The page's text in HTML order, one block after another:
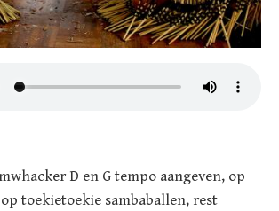
D en G tempo aangeven, op
toekietoekie sambaballen, rest